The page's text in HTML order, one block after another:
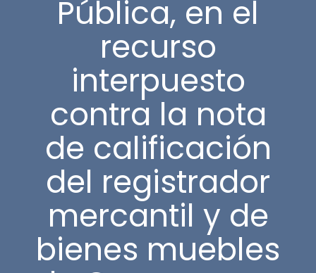
Pública, en el
recurso
interpuesto
contra la nota
de calificación
del registrador
mercantil y de
bienes muebles